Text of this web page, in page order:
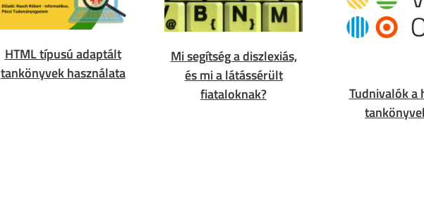
HTML típusú adaptált
tankönyvek használata
Mi segítség a diszlexiás,
és mi a látássérült
fiataloknak?
Tudnivalók a